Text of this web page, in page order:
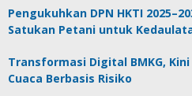
Pengukuhkan DPN HKTI
Satukan Petani untuk
Transformasi Digital BMKG,
Cuaca Berbasis Risiko